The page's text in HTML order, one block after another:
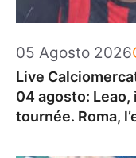
05 Agosto 2026
Live
04 agosto:
tournée. Roma,